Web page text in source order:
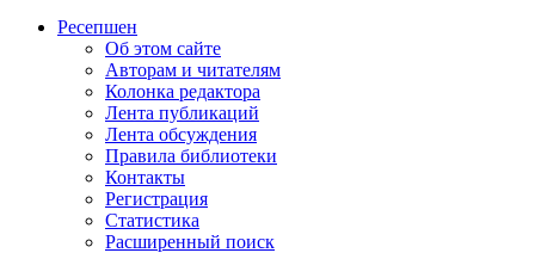
Ресепшен
Об этом сайте
Авторам и читателям
Колонка редактора
Лента публикаций
Лента обсуждения
Правила библиотеки
Контакты
Регистрация
Статистика
Расширенный поиск